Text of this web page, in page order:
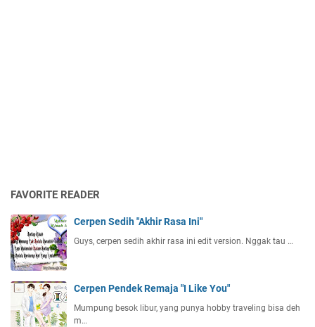
FAVORITE READER
Cerpen Sedih "Akhir Rasa Ini"
Guys, cerpen sedih akhir rasa ini edit version. Nggak tau …
Cerpen Pendek Remaja "I Like You"
Mumpung besok libur, yang punya hobby traveling bisa deh
m…